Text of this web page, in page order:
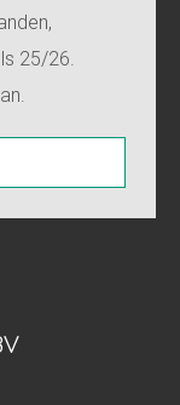
25/26.